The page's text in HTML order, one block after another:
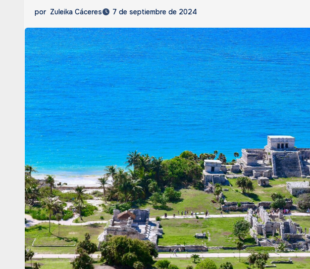
por Zuleika Cáceres 7 de septiembre de 2024